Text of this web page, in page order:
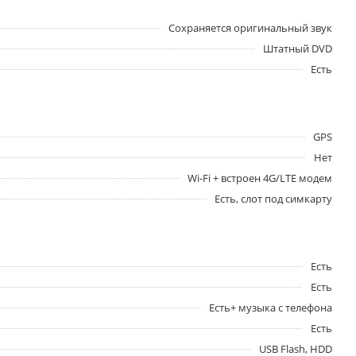
Сохраняется оригинальный звук
Штатный DVD
Есть
GPS
Нет
Wi-Fi + встроен 4G/LTE модем
Есть, слот под симкарту
Есть
Есть
Есть+ музыка с телефона
Есть
USB Flash, HDD